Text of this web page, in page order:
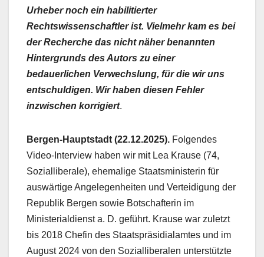
Urheber noch ein habilitierter
Rechtswissenschaftler ist. Vielmehr kam es bei
der Recherche das nicht näher benannten
Hintergrunds des Autors zu einer
bedauerlichen Verwechslung, für die wir uns
entschuldigen. Wir haben diesen Fehler
inzwischen korrigiert.
Bergen-Hauptstadt (22.12.2025). Folgendes
Video-Interview haben wir mit Lea Krause (74,
Sozialliberale), ehemalige Staatsministerin für
auswärtige Angelegenheiten und Verteidigung der
Republik Bergen sowie Botschafterin im
Ministerialdienst a. D. geführt. Krause war zuletzt
bis 2018 Chefin des Staatspräsidialamtes und im
August 2024 von den Sozialliberalen unterstützte